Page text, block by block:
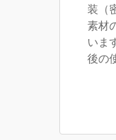
装（
素材
いま
後の